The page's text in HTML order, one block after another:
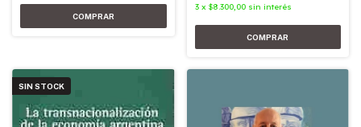
3 x $8.300,00 sin interés
SIN STOCK